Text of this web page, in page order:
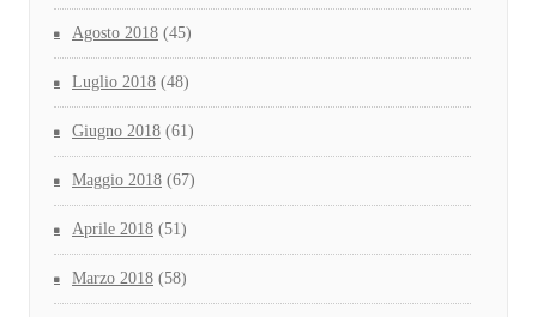
Agosto 2018 (45)
Luglio 2018 (48)
Giugno 2018 (61)
Maggio 2018 (67)
Aprile 2018 (51)
Marzo 2018 (58)